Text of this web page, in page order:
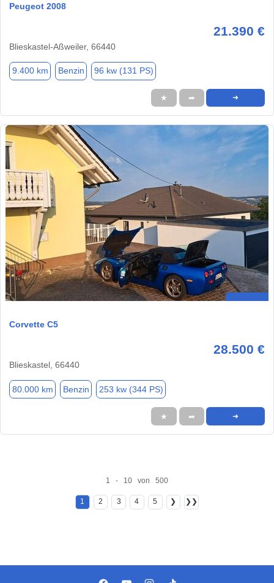
Peugeot 2008
21.390 €
Blieskastel-Aßweiler, 66440
9.400 km Benzin 96 kw (131 PS)
★ ➦ ➜
Corvette C5
28.500 €
Blieskastel, 66440
80.000 km Benzin 253 kw (344 PS)
★ ➦ ➜
1 - 10 von 500
1 2 3 4 5 ❯ ❯❯